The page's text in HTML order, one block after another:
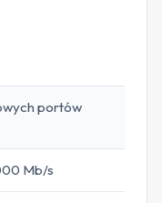
portów
Mb/s